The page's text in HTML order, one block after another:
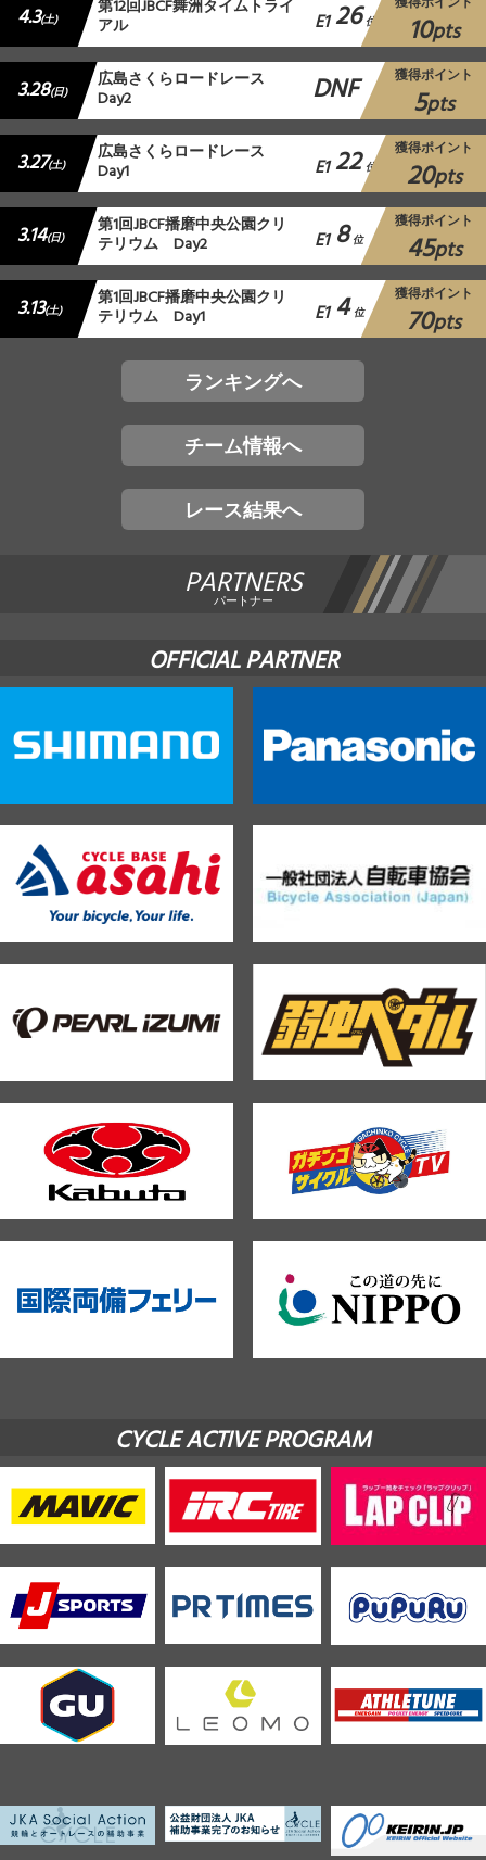
4.3(土) 第12回JBCF舞洲タイムトライ
アル E1 26 位 10pts
3.28(日) 広島さくらロードレース
Day2 DNF 獲得ポイント
5pts
3.27(土) 広島さくらロードレース
Day1 E1 22 位
獲得ポイント
20pts
3.14(日) 第1回JBCF播磨中央公園クリ
テリウム Day2 E1 8 位
獲得ポイント
45pts
3.13(土) 第1回JBCF播磨中央公園クリ
テリウム Day1 E1 4 位
獲得ポイント
70pts
ランキングへ
チーム情報へ
レース結果へ
PARTNERS
パートナー
OFFICIAL PARTNER
CYCLE ACTIVE PROGRAM